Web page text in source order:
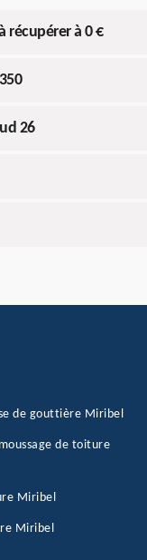
récupérer à 0 €
26
de gouttière Miribel
de toiture
Miribel
Miribel